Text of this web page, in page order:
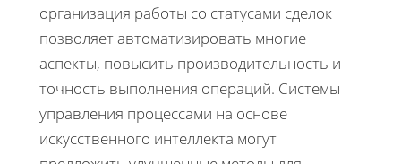
организация работы со статусами сделок
позволяет автоматизировать многие
аспекты, повысить производительность и
точность выполнения операций. Системы
управления процессами на основе
искусственного интеллекта могут